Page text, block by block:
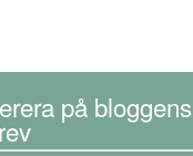
på bloggens